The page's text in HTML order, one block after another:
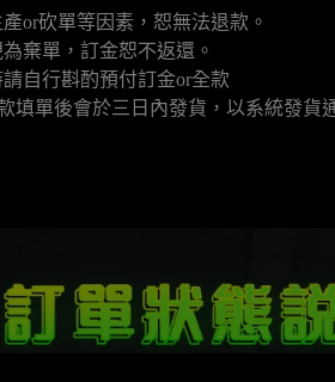
or砍單等因素，恕無法退款。
棄單，訂金恕不返還。
自行斟酌預付訂金or全款
單後會於三日內發貨，以系統發貨